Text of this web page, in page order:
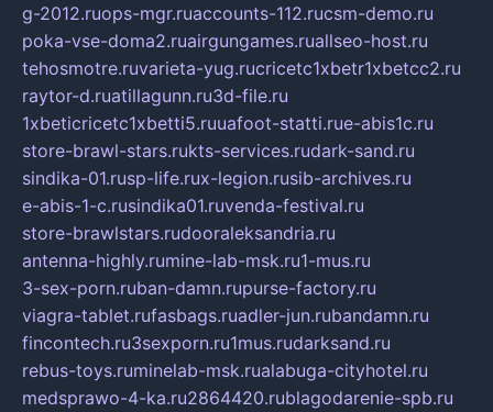
g-2012.ruops-mgr.ruaccounts-112.rucsm-demo.ru
poka-vse-doma2.ruairgungames.ruallseo-host.ru
tehosmotre.ruvarieta-yug.rucricetc1xbetr1xbetcc2.ru
raytor-d.ruatillagunn.ru3d-file.ru
1xbeticricetc1xbetti5.ruuafoot-statti.rue-abis1c.ru
store-brawl-stars.rukts-services.rudark-sand.ru
sindika-01.rusp-life.rux-legion.rusib-archives.ru
e-abis-1-c.rusindika01.ruvenda-festival.ru
store-brawlstars.rudooraleksandria.ru
antenna-highly.rumine-lab-msk.ru1-mus.ru
3-sex-porn.ruban-damn.rupurse-factory.ru
viagra-tablet.rufasbags.ruadler-jun.rubandamn.ru
fincontech.ru3sexporn.ru1mus.rudarksand.ru
rebus-toys.ruminelab-msk.rualabuga-cityhotel.ru
medsprawo-4-ka.ru2864420.rublagodarenie-spb.ru